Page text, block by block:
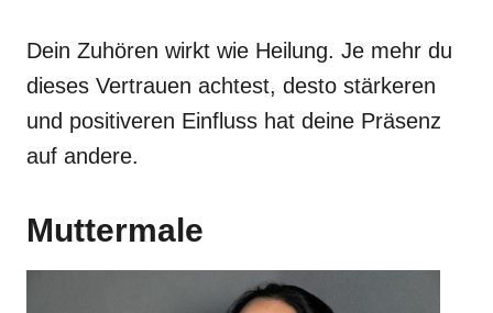
Dein Zuhören wirkt wie Heilung. Je mehr du
dieses Vertrauen achtest, desto stärkeren
und positiveren Einfluss hat deine Präsenz
auf andere.
Muttermale